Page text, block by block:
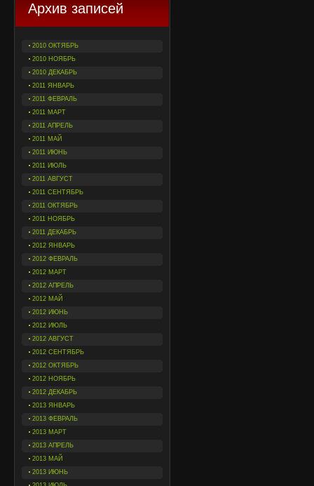
Архив записей
2010 ОКТЯБРЬ
2010 НОЯБРЬ
2010 ДЕКАБРЬ
2011 ЯНВАРЬ
2011 ФЕВРАЛЬ
2011 МАРТ
2011 АПРЕЛЬ
2011 МАЙ
2011 ИЮНЬ
2011 ИЮЛЬ
2011 АВГУСТ
2011 СЕНТЯБРЬ
2011 ОКТЯБРЬ
2011 НОЯБРЬ
2011 ДЕКАБРЬ
2012 ЯНВАРЬ
2012 ФЕВРАЛЬ
2012 МАРТ
2012 АПРЕЛЬ
2012 МАЙ
2012 ИЮНЬ
2012 ИЮЛЬ
2012 АВГУСТ
2012 СЕНТЯБРЬ
2012 ОКТЯБРЬ
2012 НОЯБРЬ
2012 ДЕКАБРЬ
2013 ЯНВАРЬ
2013 ФЕВРАЛЬ
2013 МАРТ
2013 АПРЕЛЬ
2013 МАЙ
2013 ИЮНЬ